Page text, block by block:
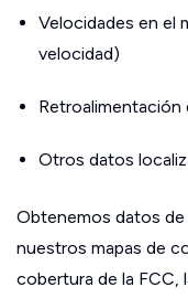
Velocidades en el
velocidad)
Retroalimentación
Otros datos
Obtenemos datos
nuestros mapas de
cobertura de la FCC,